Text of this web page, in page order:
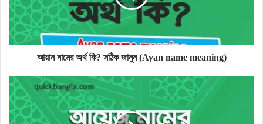
জানুন
(Ayan
name
meaning)
আয়ান নামের অর্থ কি? সঠিক জানুন (Ayan name meaning)
আয়েজ
নামের
অর্থ
কি?